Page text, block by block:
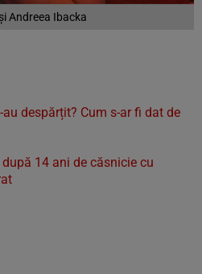
Andreea Ibacka
despărțit? Cum s-ar fi dat de
14 ani de căsnicie cu